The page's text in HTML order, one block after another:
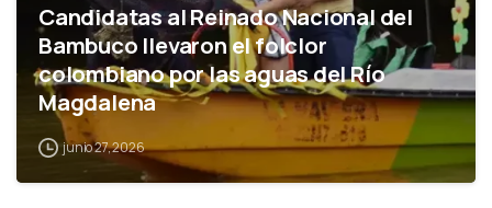
Candidatas al Reinado Nacional del
Bambuco llevaron el folclor
colombiano por las aguas del Río
Magdalena
junio 27, 2026